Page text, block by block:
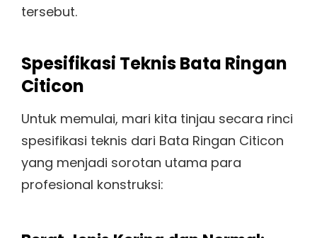
tersebut.
Spesifikasi Teknis Bata Ringan
Citicon
Untuk memulai, mari kita tinjau secara rinci
spesifikasi teknis dari Bata Ringan Citicon
yang menjadi sorotan utama para
profesional konstruksi: